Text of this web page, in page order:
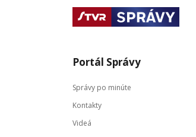
Portál Správy
Správy po minúte
Kontakty
Videá